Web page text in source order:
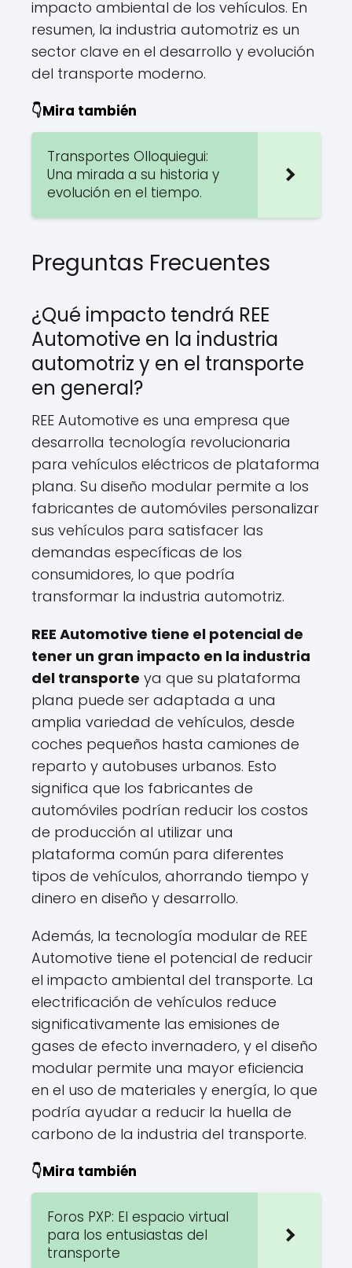
impacto ambiental de los vehículos. En
resumen, la industria automotriz es un
sector clave en el desarrollo y evolución
del transporte moderno.
👇Mira también
Transportes Olloquiegui:
Una mirada a su historia y
evolución en el tiempo.
Preguntas Frecuentes
¿Qué impacto tendrá REE
Automotive en la industria
automotriz y en el transporte
en general?
REE Automotive es una empresa que
desarrolla tecnología revolucionaria
para vehículos eléctricos de plataforma
plana. Su diseño modular permite a los
fabricantes de automóviles personalizar
sus vehículos para satisfacer las
demandas específicas de los
consumidores, lo que podría
transformar la industria automotriz.
REE Automotive tiene el potencial de
tener un gran impacto en la industria
del transporte ya que su plataforma
plana puede ser adaptada a una
amplia variedad de vehículos, desde
coches pequeños hasta camiones de
reparto y autobuses urbanos. Esto
significa que los fabricantes de
automóviles podrían reducir los costos
de producción al utilizar una
plataforma común para diferentes
tipos de vehículos, ahorrando tiempo y
dinero en diseño y desarrollo.
Además, la tecnología modular de REE
Automotive tiene el potencial de reducir
el impacto ambiental del transporte. La
electrificación de vehículos reduce
significativamente las emisiones de
gases de efecto invernadero, y el diseño
modular permite una mayor eficiencia
en el uso de materiales y energía, lo que
podría ayudar a reducir la huella de
carbono de la industria del transporte.
👇Mira también
Foros PXP: El espacio virtual
para los entusiastas del
transporte